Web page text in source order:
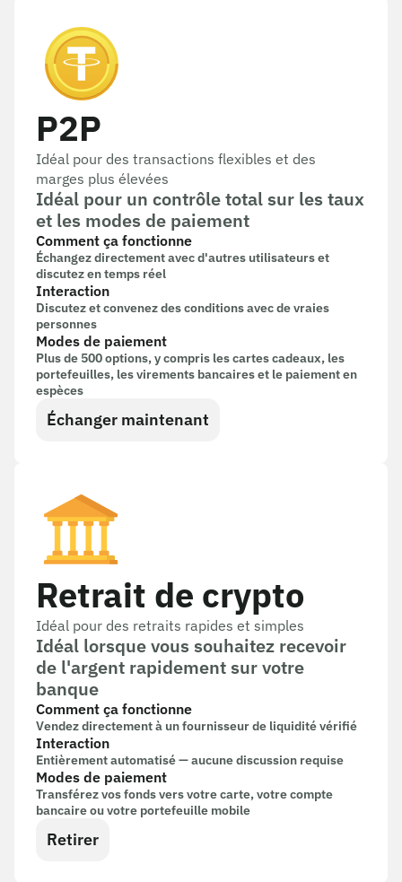
P2P
Idéal pour des transactions flexibles et des
marges plus élevées
Idéal pour un contrôle total sur les taux
et les modes de paiement
Comment ça fonctionne
Échangez directement avec d'autres utilisateurs et
discutez en temps réel
Interaction
Discutez et convenez des conditions avec de vraies
personnes
Modes de paiement
Plus de 500 options, y compris les cartes cadeaux, les
portefeuilles, les virements bancaires et le paiement en
espèces
Échanger maintenant
Retrait de crypto
Idéal pour des retraits rapides et simples
Idéal lorsque vous souhaitez recevoir
de l'argent rapidement sur votre
banque
Comment ça fonctionne
Vendez directement à un fournisseur de liquidité vérifié
Interaction
Entièrement automatisé — aucune discussion requise
Modes de paiement
Transférez vos fonds vers votre carte, votre compte
bancaire ou votre portefeuille mobile
Retirer